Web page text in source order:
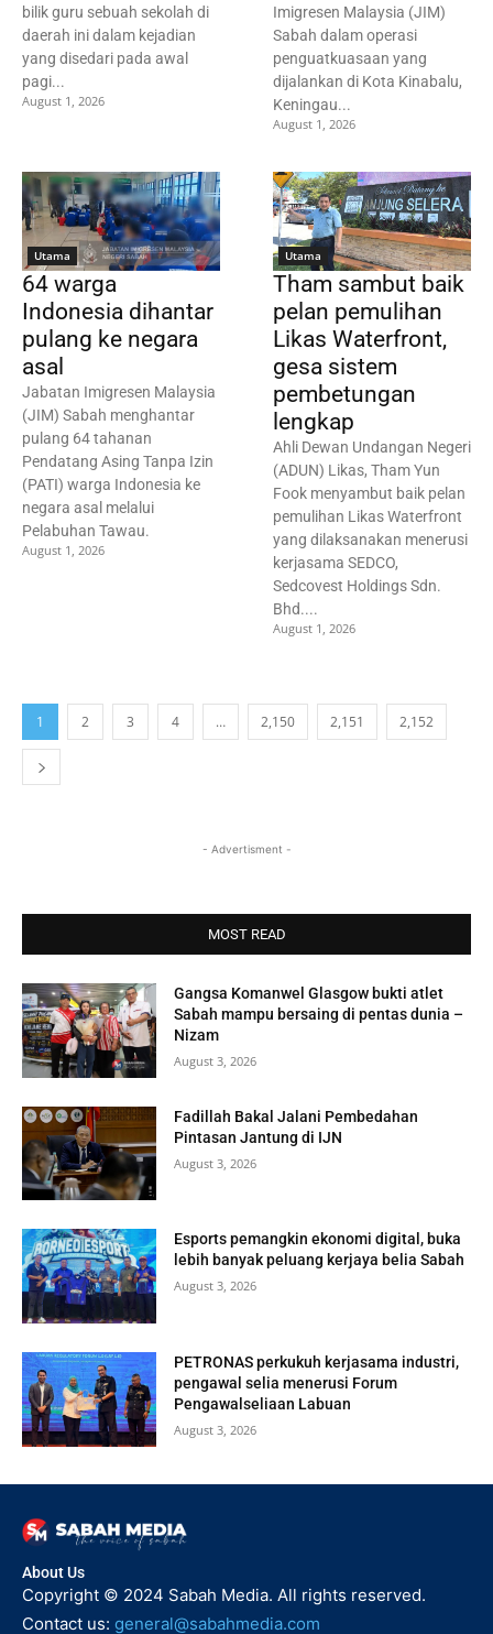
bilik guru sebuah sekolah di
daerah ini dalam kejadian
yang disedari pada awal
pagi...
August 1, 2026
Imigresen Malaysia (JIM)
Sabah dalam operasi
penguatkuasaan yang
dijalankan di Kota Kinabalu,
Keningau...
August 1, 2026
Utama
64 warga
Indonesia dihantar
pulang ke negara
asal
Jabatan Imigresen Malaysia
(JIM) Sabah menghantar
pulang 64 tahanan
Pendatang Asing Tanpa Izin
(PATI) warga Indonesia ke
negara asal melalui
Pelabuhan Tawau.
August 1, 2026
Utama
Tham sambut baik
pelan pemulihan
Likas Waterfront,
gesa sistem
pembetungan
lengkap
Ahli Dewan Undangan Negeri
(ADUN) Likas, Tham Yun
Fook menyambut baik pelan
pemulihan Likas Waterfront
yang dilaksanakan menerusi
kerjasama SEDCO,
Sedcovest Holdings Sdn.
Bhd....
August 1, 2026
1 2 3 4 … 2,150 2,151 2,152
- Advertisment -
MOST READ
Gangsa Komanwel Glasgow bukti atlet
Sabah mampu bersaing di pentas dunia –
Nizam
August 3, 2026
Fadillah Bakal Jalani Pembedahan
Pintasan Jantung di IJN
August 3, 2026
Esports pemangkin ekonomi digital, buka
lebih banyak peluang kerjaya belia Sabah
August 3, 2026
PETRONAS perkukuh kerjasama industri,
pengawal selia menerusi Forum
Pengawalseliaan Labuan
August 3, 2026
About Us
Copyright © 2024 Sabah Media. All rights reserved.
Contact us: general@sabahmedia.com